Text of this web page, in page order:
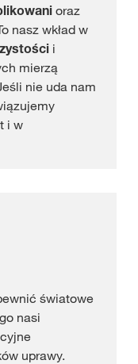
oraz
nasz wkład w
i
mierzą
nie uda nam
i w
światowe
nasi
uprawy.